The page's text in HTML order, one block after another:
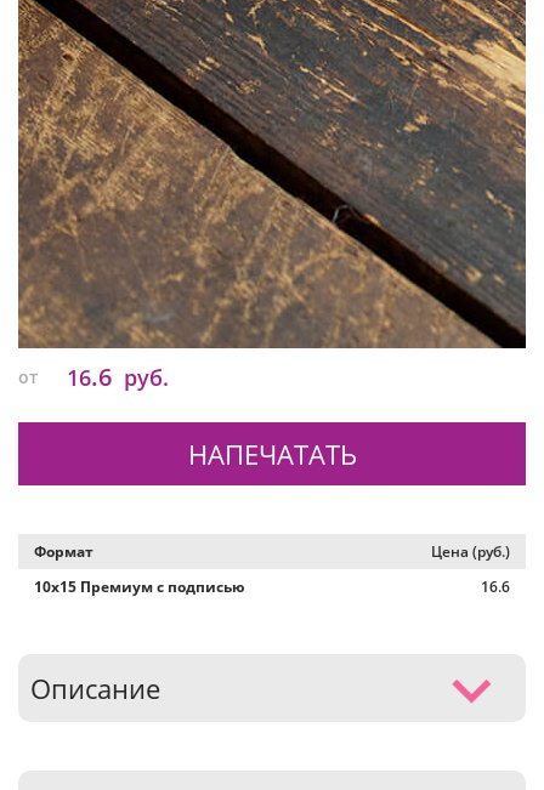
от 16.6 руб.
НАПЕЧАТАТЬ
Формат
Цена (руб.)
10х15 Премиум с подписью
16.6
Описание